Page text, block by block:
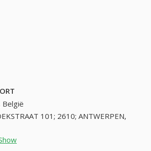
België
101; 2610; ANTWERPEN,